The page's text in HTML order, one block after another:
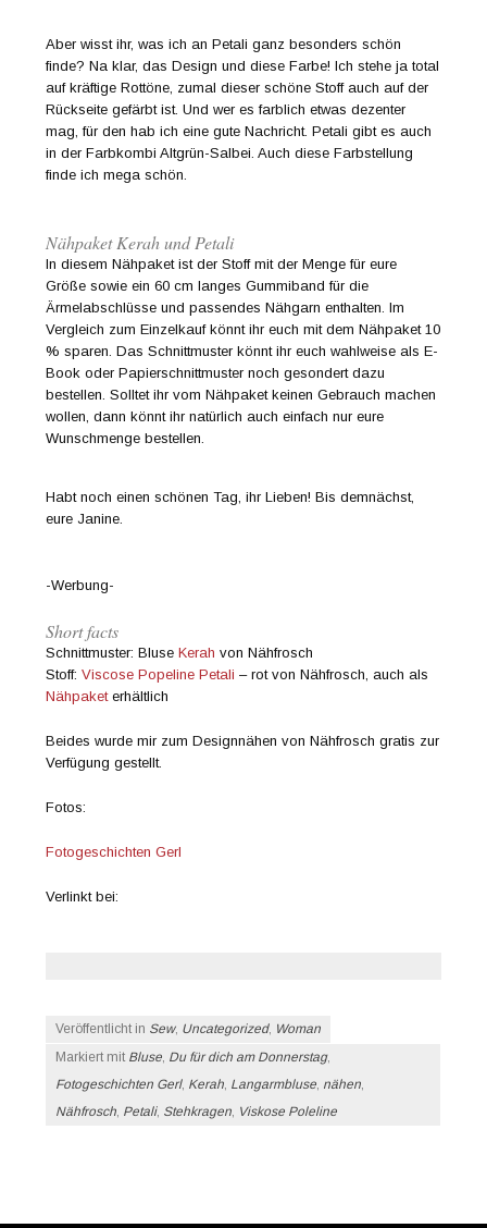
Aber wisst ihr, was ich an Petali ganz besonders schön
finde? Na klar, das Design und diese Farbe! Ich stehe ja total
auf kräftige Rottöne, zumal dieser schöne Stoff auch auf der
Rückseite gefärbt ist. Und wer es farblich etwas dezenter
mag, für den hab ich eine gute Nachricht. Petali gibt es auch
in der Farbkombi Altgrün-Salbei. Auch diese Farbstellung
finde ich mega schön.
Nähpaket Kerah und Petali
In diesem Nähpaket ist der Stoff mit der Menge für eure
Größe sowie ein 60 cm langes Gummiband für die
Ärmelabschlüsse und passendes Nähgarn enthalten. Im
Vergleich zum Einzelkauf könnt ihr euch mit dem Nähpaket 10
% sparen. Das Schnittmuster könnt ihr euch wahlweise als E-
Book oder Papierschnittmuster noch gesondert dazu
bestellen. Solltet ihr vom Nähpaket keinen Gebrauch machen
wollen, dann könnt ihr natürlich auch einfach nur eure
Wunschmenge bestellen.
Habt noch einen schönen Tag, ihr Lieben! Bis demnächst,
eure Janine.
-Werbung-
Short facts
Schnittmuster: BluseKerah von Nähfrosch
Stoff:Viscose Popeline Petali – rot von Nähfrosch, auch als
Nähpaketerhältlich
Beides wurde mir zum Designnähen von Nähfrosch gratis zur
Verfügung gestellt.
Fotos:
Fotogeschichten Gerl
Verlinkt bei:
Veröffentlicht in Sew, Uncategorized, Woman
Markiert mit Bluse, Du für dich am Donnerstag,
Fotogeschichten Gerl, Kerah, Langarmbluse, nähen,
Nähfrosch, Petali, Stehkragen, Viskose Poleline